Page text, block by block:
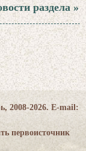
раздела »
2008-2026. E-mail:
первоисточник